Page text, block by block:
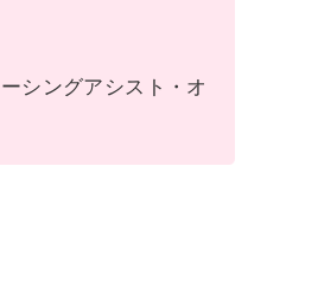
シングアシスト・オ